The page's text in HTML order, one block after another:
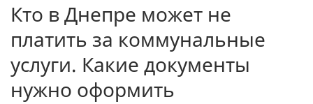
Кто в Днепре может не
платить за коммунальные
услуги. Какие документы
нужно оформить